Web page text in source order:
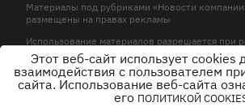
Материалы под рубриками «Новости
размещены на правах рекламы
Использование материалов разрешается при
активной гиперссылки на KP.UA в первом
© ООО «ЮЛАВ МЕДИА»,2026. Все права
Этот веб-сайт использует cookies
взаимодействия с пользователем
сайта. Использование веб-сайта
его ПОЛИТИКОЙ